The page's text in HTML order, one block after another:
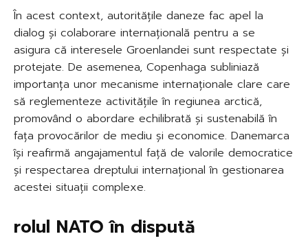
În acest context, autoritățile daneze fac apel la
dialog și colaborare internațională pentru a se
asigura că interesele Groenlandei sunt respectate și
protejate. De asemenea, Copenhaga subliniază
importanța unor mecanisme internaționale clare care
să reglementeze activitățile în regiunea arctică,
promovând o abordare echilibrată și sustenabilă în
fața provocărilor de mediu și economice. Danemarca
își reafirmă angajamentul față de valorile democratice
și respectarea dreptului internațional în gestionarea
acestei situații complexe.
rolul NATO în dispută